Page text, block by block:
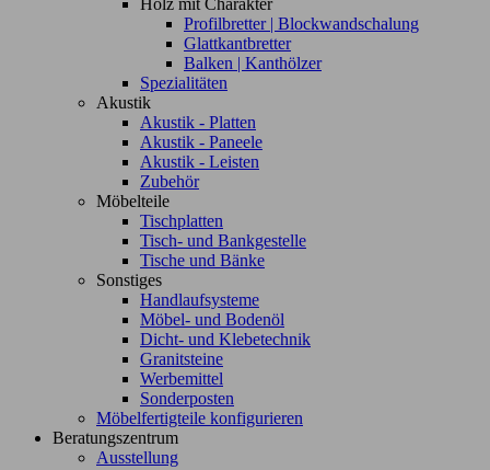
Holz mit Charakter
Profilbretter | Blockwandschalung
Glattkantbretter
Balken | Kanthölzer
Spezialitäten
Akustik
Akustik - Platten
Akustik - Paneele
Akustik - Leisten
Zubehör
Möbelteile
Tischplatten
Tisch- und Bankgestelle
Tische und Bänke
Sonstiges
Handlaufsysteme
Möbel- und Bodenöl
Dicht- und Klebetechnik
Granitsteine
Werbemittel
Sonderposten
Möbelfertigteile konfigurieren
Beratungszentrum
Ausstellung